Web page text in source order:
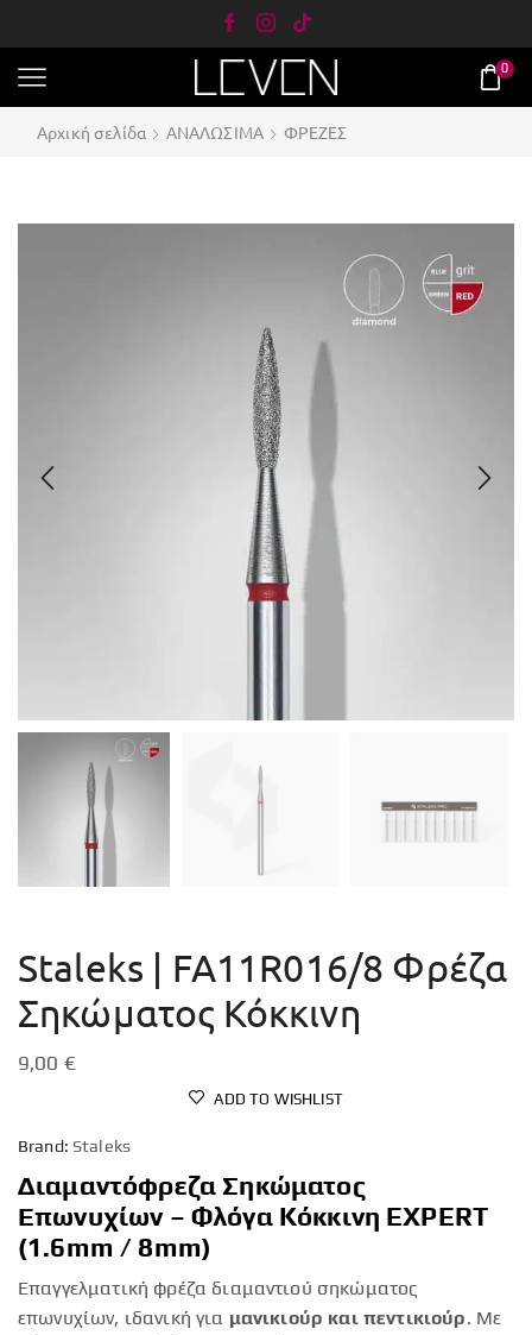
0
Αρχική σελίδα ΑΝΑΛΩΣΙΜΑ ΦΡΕΖΕΣ
Staleks | FA11R016/8 Φρέζα
Σηκώματος Κόκκινη
9,00 €
ADD TO WISHLIST
Brand: Staleks
Διαμαντόφρεζα Σηκώματος
Επωνυχίων – Φλόγα Κόκκινη EXPERT
(1.6mm / 8mm)
Επαγγελματική φρέζα διαμαντιού σηκώματος
επωνυχίων, ιδανική για μανικιούρ και πεντικιούρ. Με